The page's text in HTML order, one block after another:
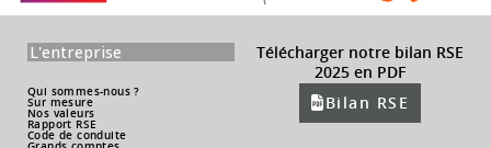
L'entreprise
Qui sommes-nous ?
Sur mesure
Nos valeurs
Rapport RSE
Code de conduite
Télécharger notre bilan RSE
2025 en PDF
Bilan RSE